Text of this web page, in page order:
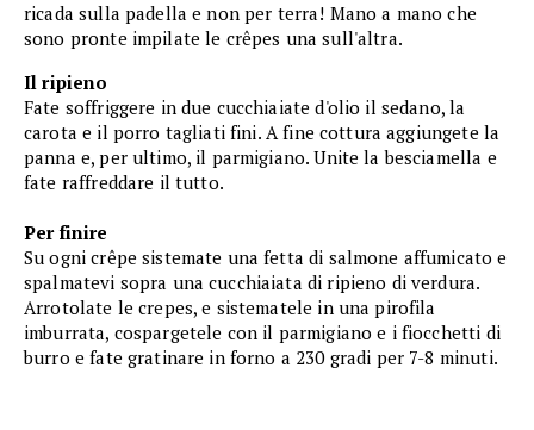
ricada sulla padella e non per terra! Mano a mano che
sono pronte impilate le crêpes una sull'altra.
Il ripieno
Fate soffriggere in due cucchiaiate d'olio il sedano, la
carota e il porro tagliati fini. A fine cottura aggiungete la
panna e, per ultimo, il parmigiano. Unite la besciamella e
fate raffreddare il tutto.
Per finire
Su ogni crêpe sistemate una fetta di salmone affumicato e
spalmatevi sopra una cucchiaiata di ripieno di verdura.
Arrotolate le crepes, e sistematele in una pirofila
imburrata, cospargetele con il parmigiano e i fiocchetti di
burro e fate gratinare in forno a 230 gradi per 7-8 minuti.